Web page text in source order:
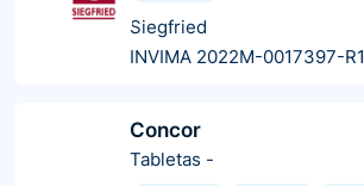
Siegfried
INVIMA 2022M-0017397-R1
Concor
Tabletas -